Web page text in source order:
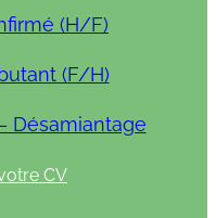
(H/F)
(F/H)
Désamiantage
CV